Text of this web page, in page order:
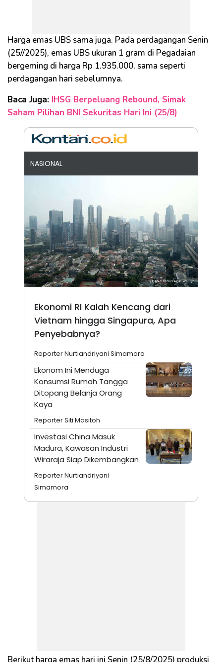
Harga emas UBS sama juga. Pada perdagangan Senin
(25//2025), emas UBS ukuran 1 gram di Pegadaian
bergeming di harga Rp 1.935.000, sama seperti
perdagangan hari sebelumnya.
Baca Juga: IHSG Berpeluang Rebound, Simak
Saham Pilihan BNI Sekuritas Hari Ini (25/8)
NASIONAL
Ekonomi RI Kalah Kencang dari
Vietnam hingga Singapura, Apa
Penyebabnya?
Reporter Nurtiandriyani Simamora
Ekonom Ini Menduga
Konsumsi Rumah Tangga
Ditopang Belanja Orang
Kaya
Reporter Siti Masitoh
Investasi China Masuk
Madura, Kawasan Industri
Wiraraja Siap Dikembangkan
Reporter Nurtiandriyani
Simamora
Berikut harga emas hari ini Senin (25/8/2025) produksi